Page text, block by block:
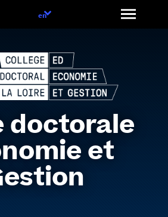
to
doctorale
et
Language
en